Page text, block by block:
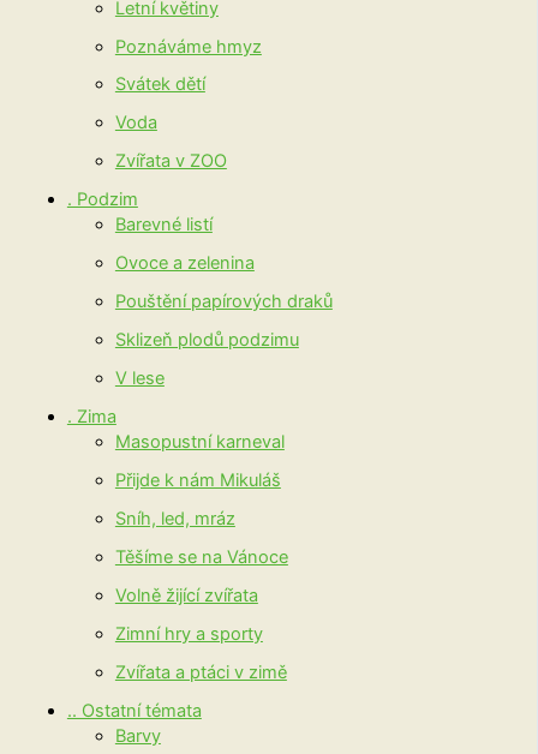
Letní květiny
Poznáváme hmyz
Svátek dětí
Voda
Zvířata v ZOO
. Podzim
Barevné listí
Ovoce a zelenina
Pouštění papírových draků
Sklizeň plodů podzimu
V lese
. Zima
Masopustní karneval
Přijde k nám Mikuláš
Sníh, led, mráz
Těšíme se na Vánoce
Volně žijící zvířata
Zimní hry a sporty
Zvířata a ptáci v zimě
.. Ostatní témata
Barvy